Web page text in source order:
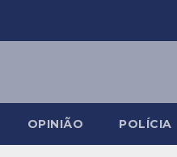
OPINIÃO POLÍCIA